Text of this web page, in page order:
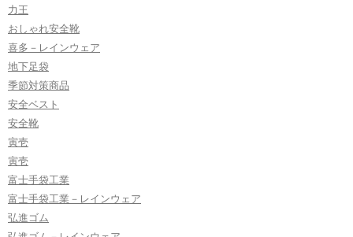
力王
おしゃれ安全靴
喜多－レインウェア
地下足袋
季節対策商品
安全ベスト
安全靴
寅壱
寅壱
富士手袋工業
富士手袋工業－レインウェア
弘進ゴム